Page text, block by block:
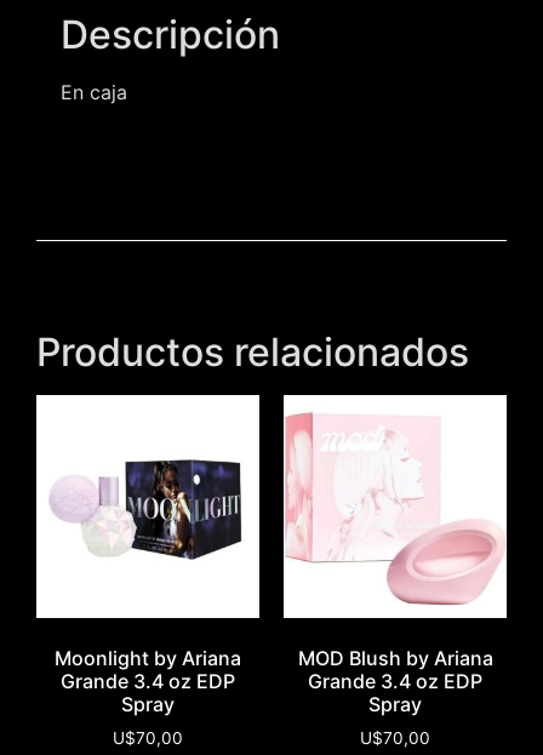
Descripción
En caja
Productos relacionados
Moonlight by Ariana
Grande 3.4 oz EDP
Spray
U$70,00
MOD Blush by Ariana
Grande 3.4 oz EDP
Spray
U$70,00